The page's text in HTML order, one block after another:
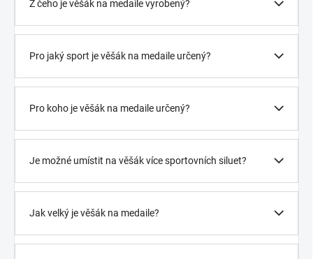
Z čeho je věšák na medaile vyrobený?
Pro jaký sport je věšák na medaile určený?
Pro koho je věšák na medaile určený?
Je možné umístit na věšák více sportovních siluet?
Jak velký je věšák na medaile?